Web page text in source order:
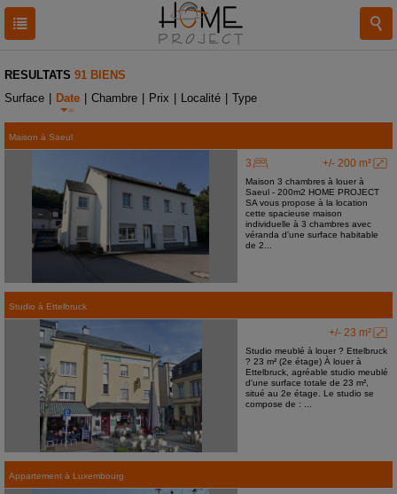
RESULTATS 91 BIENS
Surface
Date Chambre Prix Localité Type
Maison à Saeul
+/- 200 m²
3
Maison 3 chambres à louer à
Saeul - 200m2 HOME PROJECT
SA vous propose à la location
cette spacieuse maison
individuelle à 3 chambres avec
véranda d'une surface habitable
de 2...
Studio à Ettelbruck
+/- 23 m²
Studio meublé à louer ? Ettelbruck
? 23 m² (2e étage) À louer à
Ettelbruck, agréable studio meublé
d'une surface totale de 23 m²,
situé au 2e étage. Le studio se
compose de : ...
Appartement à Luxembourg